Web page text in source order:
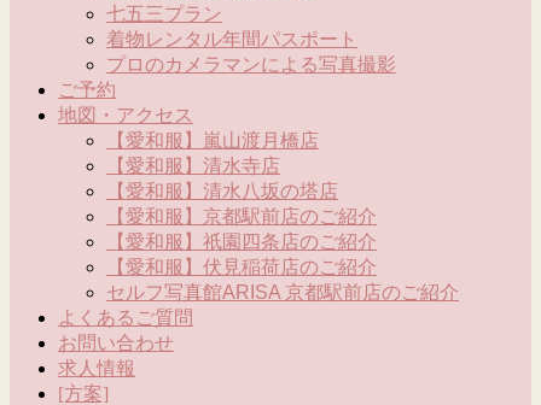
七五三プラン
着物レンタル年間パスポート
プロのカメラマンによる写真撮影
ご予約
地図・アクセス
【愛和服】嵐山渡月橋店
【愛和服】清水寺店
【愛和服】清水八坂の塔店
【愛和服】京都駅前店のご紹介
【愛和服】祇園四条店のご紹介
【愛和服】伏見稲荷店のご紹介
セルフ写真館ARISA 京都駅前店のご紹介
よくあるご質問
お問い合わせ
求人情報
[方案]